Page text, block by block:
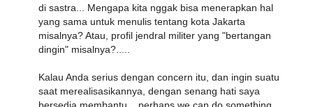
di sastra... Mengapa kita nggak bisa menerapkan hal
yang sama untuk menulis tentang kota Jakarta
misalnya? Atau, profil jendral militer yang "bertangan
dingin" misalnya?.....
Kalau Anda serius dengan concern itu, dan ingin suatu
saat merealisasikannya, dengan senang hati saya
bersedia membantu... perhaps we can do something